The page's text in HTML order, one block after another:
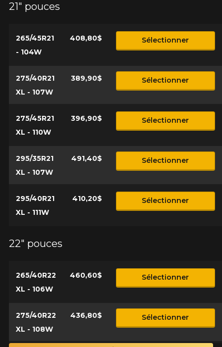
21" pouces
265/45R21
- 104W
408,80$ Sélectionner
275/40R21
XL - 107W
389,90$ Sélectionner
275/45R21
XL - 110W
396,90$ Sélectionner
295/35R21
XL - 107W
491,40$ Sélectionner
295/40R21
XL - 111W
410,20$ Sélectionner
22" pouces
265/40R22
XL - 106W
460,60$ Sélectionner
275/40R22
XL - 108W
436,80$ Sélectionner